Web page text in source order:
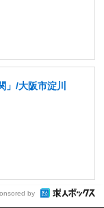
」/大阪市淀川
by